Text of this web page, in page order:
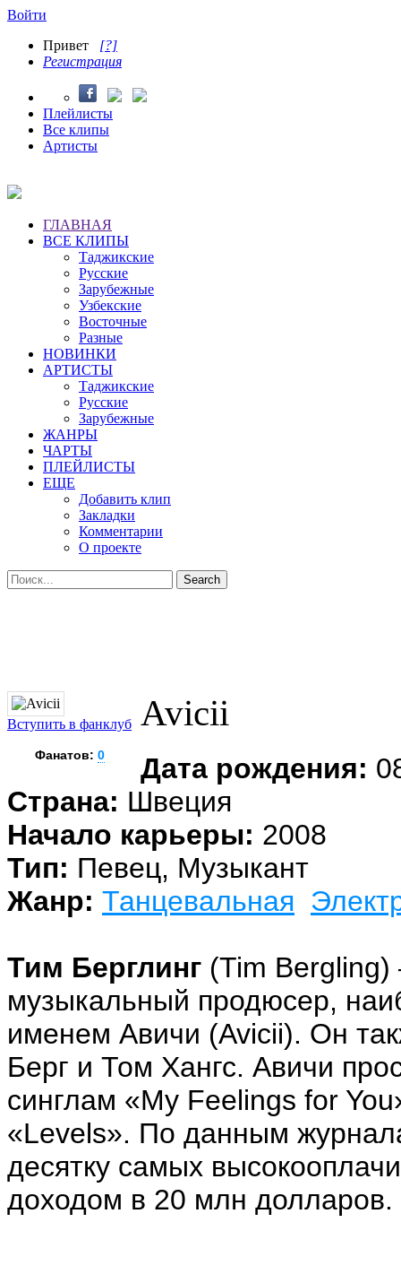
Войти
Привет [?]
Регистрация
Плейлисты
Все клипы
Артисты
ГЛАВНАЯ
ВСЕ КЛИПЫ
Таджикские
Русские
Зарубежные
Узбекские
Восточные
Разные
НОВИНКИ
АРТИСТЫ
Таджикские
Русские
Зарубежные
ЖАНРЫ
ЧАРТЫ
ПЛЕЙЛИСТЫ
ЕЩЕ
Добавить клип
Закладки
Комментарии
О проекте
Вступить в фанклуб
Фанатов: 0
Avicii
Дата рождения:
Страна: Швеция
Начало карьеры: 2008
Тип: Певец, Музыкант
Жанр: Танцевальная
Тим Берглинг (Tim
музыкальный продюсер,
именем Авичи (Avicii). Он
Берг и Том Хангс. Авичи
синглам «My Feelings for
«Levels». По данным
десятку самых
доходом в 20 млн долларов.